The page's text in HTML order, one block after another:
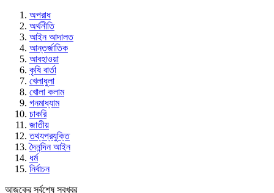
অপরাধ
অর্থনীতি
আইন আদালত
আন্তর্জাতিক
আবহাওয়া
কৃষি বার্তা
খেলাধুলা
খোলা কলাম
গনমাধ্যাম
চাকরি
জাতীয়
তথ্যপ্রযুক্তি
দৈনন্দিন আইন
ধর্ম
নির্বাচন
আজকের সর্বশেষ সবখবর